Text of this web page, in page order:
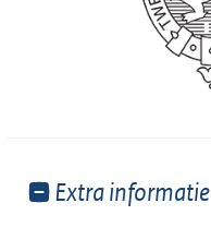
Toon
Extra informatie